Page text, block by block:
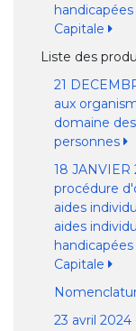
Capitale
Liste des
21
aux
domaine
personnes
18 JANVIER
procédure
aides
aides
Capitale
23 avril